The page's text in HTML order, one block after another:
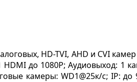
HD-TVI, AHD и CVI
до 1080P; Аудиовыход: 1
камеры: WD1@25к/с; IP: